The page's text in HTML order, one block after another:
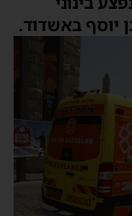
יוסף באשדוד.